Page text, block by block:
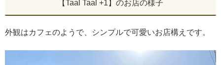
【Taal Taal +1】のお店の様子
外観はカフェのようで、シンプルで可愛いお店構えです。